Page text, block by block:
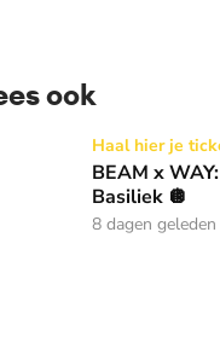
ook
x WAY: Kom naar
Haal hier je
BEAM x
Basiliek 🪩
8 dagen geleden